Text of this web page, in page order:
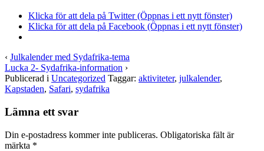
Klicka för att dela på Twitter (Öppnas i ett nytt fönster)
Klicka för att dela på Facebook (Öppnas i ett nytt fönster)
‹ Julkalender med Sydafrika-tema
Lucka 2- Sydafrika-information ›
Publicerad i Uncategorized Taggar: aktiviteter, julkalender,
Kapstaden, Safari, sydafrika
Lämna ett svar
Din e-postadress kommer inte publiceras. Obligatoriska fält är
märkta *